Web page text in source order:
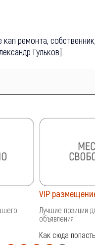
ремонта,
Гульков]
VIP
Лучшие позиции
объявления
Как сюда